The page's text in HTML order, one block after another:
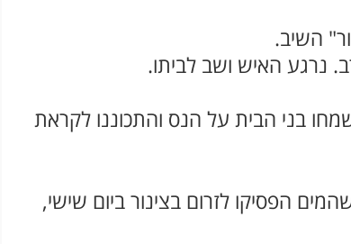
השיב.
נרגע האיש ושב לביתו.
בני הבית על הנס והתכוננו לקראת
הפסיקו לזרום בצינור ביום שישי,